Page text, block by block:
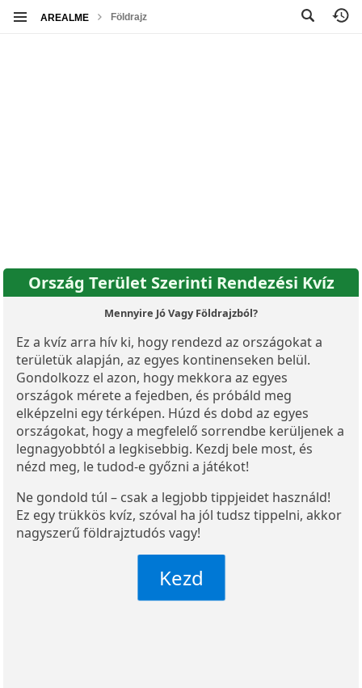
AREALME Földrajz
Ország Terület Szerinti Rendezési Kvíz
Mennyire Jó Vagy Földrajzból?
Ez a kvíz arra hív ki, hogy rendezd az országokat a
területük alapján, az egyes kontinenseken belül.
Gondolkozz el azon, hogy mekkora az egyes
országok mérete a fejedben, és próbáld meg
elképzelni egy térképen. Húzd és dobd az egyes
országokat, hogy a megfelelő sorrendbe kerüljenek a
legnagyobbtól a legkisebbig. Kezdj bele most, és
nézd meg, le tudod-e győzni a játékot!
Ne gondold túl – csak a legjobb tippjeidet használd!
Ez egy trükkös kvíz, szóval ha jól tudsz tippelni, akkor
nagyszerű földrajztudós vagy!
Kezd